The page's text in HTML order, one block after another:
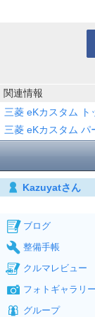
関連情報
三菱 eKカスタム ト
三菱 eKカスタム パ
Kazuyatさん
ブログ
整備手帳
クルマレビュー
フォトギャラリー
グループ